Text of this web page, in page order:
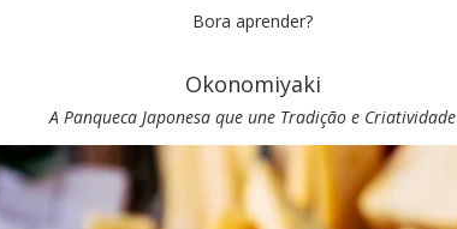
Bora aprender?
Okonomiyaki
A Panqueca Japonesa que une Tradição e Criatividade